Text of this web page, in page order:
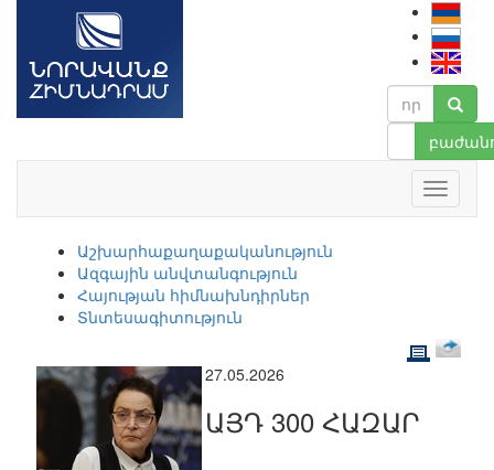
Աշխարհաքաղաքականություն
Ազգային անվտանգություն
Հայության հիմնախնդիրներ
Տնտեսագիտություն
27.05.2026
ԱՅԴ 300 ՀԱԶԱՐ